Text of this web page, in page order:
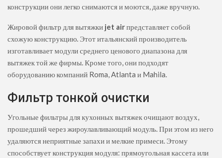
конструкции они легко снимаются и моются, даже вручную.
Жировой фильтр для вытяжки jet airпредставляет собой
схожую конструкцию. Этот итальянский производитель
изготавливает модули среднего ценового диапазона для
вытяжек той же фирмы. Кроме того, они подходят
оборудованию компаний Roma, Atlanta и Mahila.
Фильтр тонкой очистки
Угольные фильтры для кухонных вытяжек очищают воздух,
прошедший через жироулавливающий модуль. При этом из него
удаляются неприятные запахи и мелкие примеси. Этому
способствует конструкция модуля: прямоугольная кассета или